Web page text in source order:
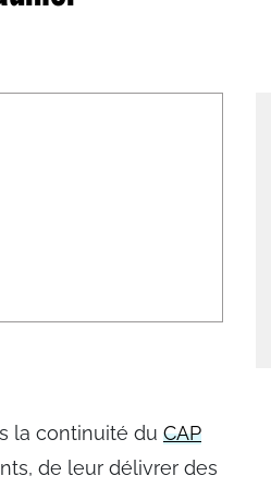
le bac
la continuité du CAP
de leur délivrer des